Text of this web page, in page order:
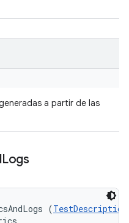
a partir de las
Logs
(TestDescription